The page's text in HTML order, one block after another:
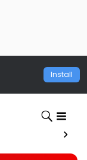
Install